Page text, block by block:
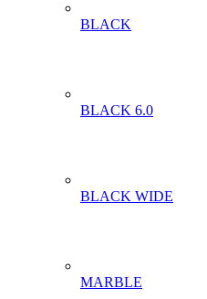
BLACK
BLACK 6.0
BLACK WIDE
MARBLE